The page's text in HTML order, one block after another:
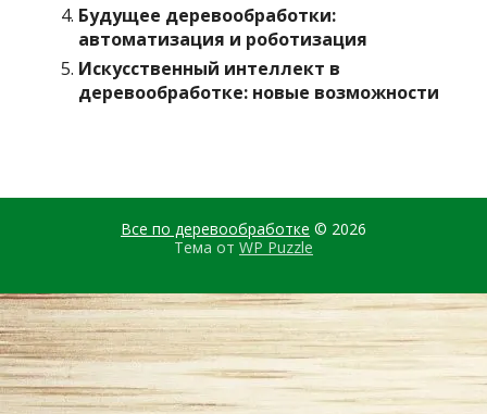
Будущее деревообработки:
автоматизация и роботизация
Искусственный интеллект в
деревообработке: новые возможности
Все по деревообработке © 2026
Тема от WP Puzzle